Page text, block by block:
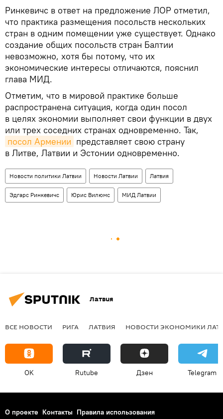
Ринкевичс в ответ на предложение ЛОР отметил,
что практика размещения посольств нескольких
стран в одним помещении уже существует. Однако
создание общих посольств стран Балтии
невозможно, хотя бы потому, что их
экономические интересы отличаются, пояснил
глава МИД.
Отметим, что в мировой практике больше
распространена ситуация, когда один посол
в целях экономии выполняет свои функции в двух
или трех соседних странах одновременно. Так,
посол Армении представляет свою страну
в Литве, Латвии и Эстонии одновременно.
Новости политики Латвии Новости Латвии Латвия
Эдгарс Ринкевичс Юрис Вилюмс МИД Латвии
Латвия
ВСЕ НОВОСТИ РИГА ЛАТВИЯ НОВОСТИ ЭКОНОМИКИ
OK Rutube Дзен Telegram
О проекте Контакты Правила использования